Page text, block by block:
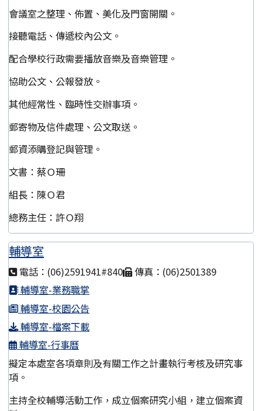
會議室之整理、佈置、美化及門窗開關。
接聽電話、傳遞校內公文。
配合學校行政需要播放音樂及音樂管理。
協助公文、公報發放。
其他經常性、臨時性交辦事項。
郵寄物及信件處理、公文取送。
郵資添購登記與管理。
文書：蔡Ｏ珊
組長：陳Ｏ君
總務主任：許Ｏ翔
輔導室
電話：(06)2591941#840
傳真：(06)2501389
輔導室-業務職掌
輔導室-校園公告
輔導室-檔案下載
輔導室-行事曆
擬定本處室各項章則及有關工作之計畫執行考核及研究事
項。
主持全校輔導活動工作，成立個案研究小組，建立個案資